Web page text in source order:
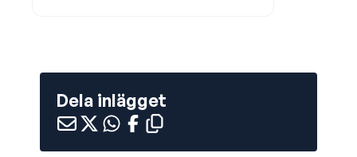
Dela inlägget